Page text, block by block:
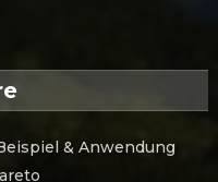
& Anwendung